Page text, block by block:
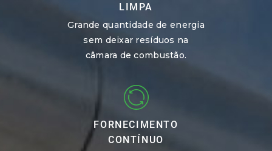
LIMPA
Grande quantidade de energia
sem deixar resíduos na
câmara de combustão.
FORNECIMENTO
CONTÍNUO